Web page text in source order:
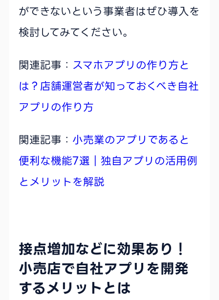
ができないという事業者はぜひ導入を
検討してみてください。
関連記事： スマホアプリの作り方と
は？店舗運営者が知っておくべき自社
アプリの作り方
関連記事： 小売業のアプリであると
便利な機能7選｜独自アプリの活用例
とメリットを解説
接点増加などに効果あり！
小売店で自社アプリを開発
するメリットとは